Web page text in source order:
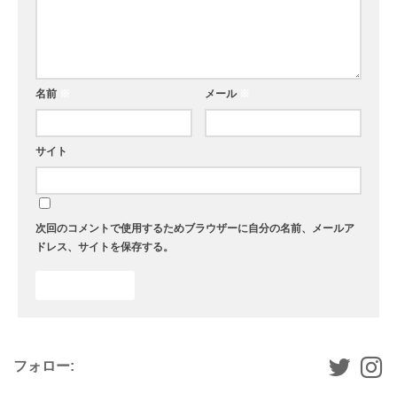
名前 メール
サイト
次回のコメントで使用するためブラウザーに自分の名前、メールア
ドレス、サイトを保存する。
フォロー: